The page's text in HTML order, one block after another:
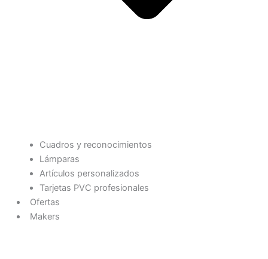
Cuadros y reconocimientos
Lámparas
Artículos personalizados
Tarjetas PVC profesionales
Ofertas
Makers